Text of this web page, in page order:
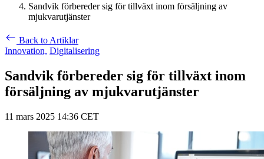
Sandvik förbereder sig för tillväxt inom försäljning av
mjukvarutjänster
Back to Artiklar
Innovation, Digitalisering
Sandvik förbereder sig för tillväxt inom
försäljning av mjukvarutjänster
11 mars 2025 14:36 CET